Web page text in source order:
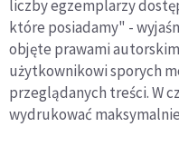
liczby egzemplarzy
które posiadamy" -
objęte prawami
użytkownikowi sporych
przeglądanych treści. W
wydrukować